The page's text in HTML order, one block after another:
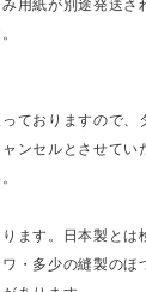
用紙が別途発送さ
ておりますので
ンセルとさせてい
ます。日本製とは
・多少の縫製のほ